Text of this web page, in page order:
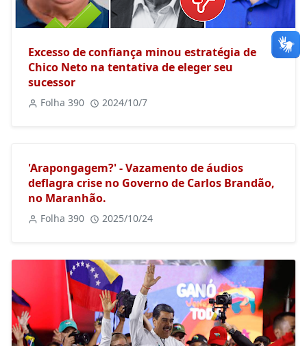
Excesso de confiança minou estratégia de
Chico Neto na tentativa de eleger seu
sucessor
Folha 390 2024/10/7
'Arapongagem?' - Vazamento de áudios
deflagra crise no Governo de Carlos Brandão,
no Maranhão.
Folha 390 2025/10/24